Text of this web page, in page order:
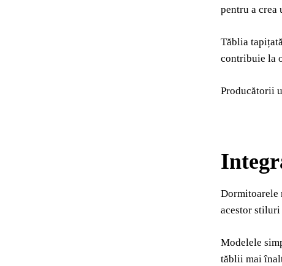
pentru a
Tăblia
contribuie la
Producătorii
Dormitoarele
acestor
Modelele
tăblii mai